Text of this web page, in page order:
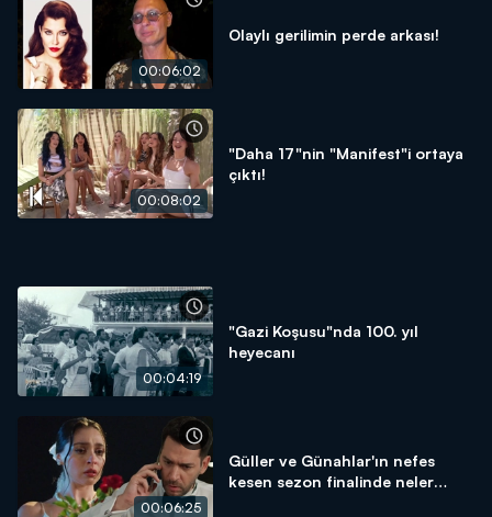
00:06:02
Olaylı gerilimin perde arkası!
00:08:02
"Daha 17"nin "Manifest"i ortaya
çıktı!
00:04:19
"Gazi Koşusu"nda 100. yıl
heyecanı
00:06:25
Güller ve Günahlar'ın nefes
kesen sezon finalinde neler